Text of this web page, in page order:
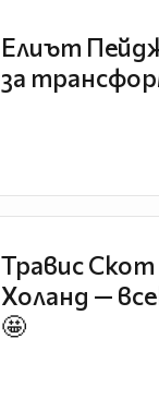
Елиът
за
Травис
Холанд —
🤩